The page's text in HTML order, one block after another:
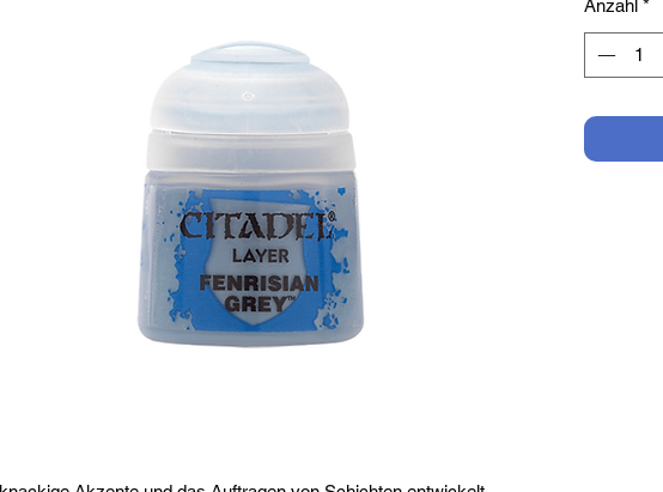
Anzahl *